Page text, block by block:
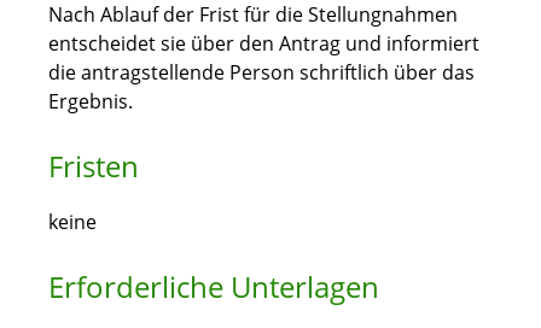
Nach Ablauf der Frist für die Stellungnahmen
entscheidet sie über den Antrag und informiert
die antragstellende Person schriftlich über das
Ergebnis.
Fristen
keine
Erforderliche Unterlagen